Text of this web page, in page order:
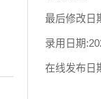
最后修改日
录用日期:
在线发布日